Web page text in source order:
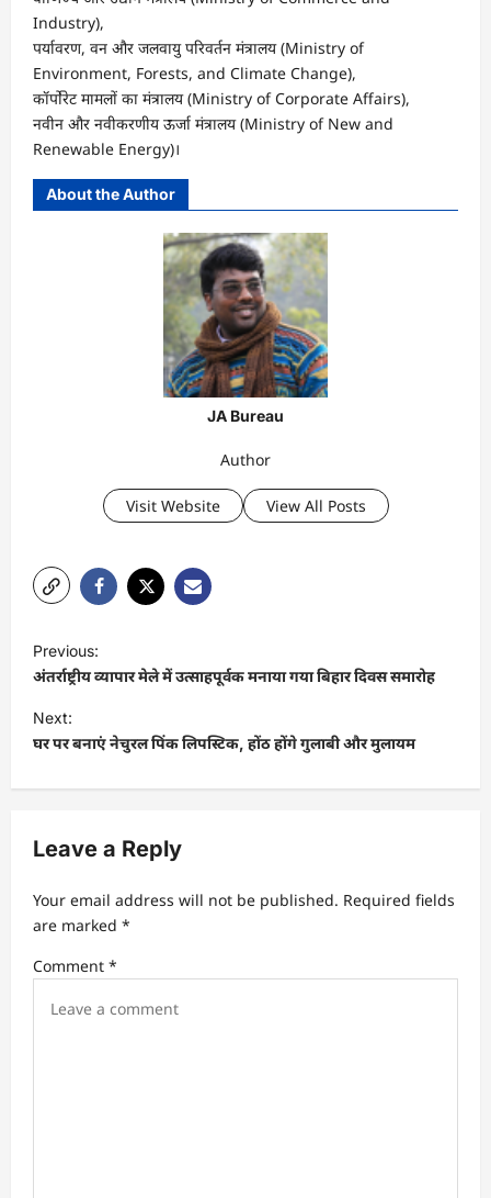
Industry),
पर्यावरण, वन और जलवायु परिवर्तन मंत्रालय (Ministry of
Environment, Forests, and Climate Change),
कॉर्पोरेट मामलों का मंत्रालय (Ministry of Corporate Affairs),
नवीन और नवीकरणीय ऊर्जा मंत्रालय (Ministry of New and
Renewable Energy)।
About the Author
JA Bureau
Author
Visit Website View All Posts
P
o
s
t
v
g
t
Previous:
अंतर्राष्ट्रीय व्यापार मेले में उत्साहपूर्वक मनाया गया बिहार दिवस समारोह
Next:
घर पर बनाएं नेचुरल पिंक लिपस्टिक, होंठ होंगे गुलाबी और मुलायम
Leave a Reply
Your email address will not be published. Required fields
are marked *
Comment *